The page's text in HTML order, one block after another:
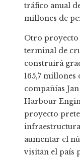
tráfico anual
millones de
Otro proyecto
terminal de
construirá
165,7 millones
compañías
Harbour
proyecto
aumentar el
visitan el país